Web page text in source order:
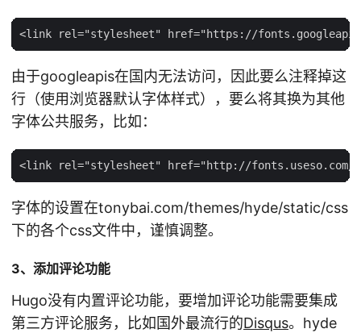
由于googleapis在国内无法访问，因此要么注释掉这
行（使用浏览器默认字体样式），要么将其换为其他
字体公共服务，比如：
字体的设置在tonybai.com/themes/hyde/static/css
下的各个css文件中，谨慎调整。
3、添加评论功能
Hugo没有内置评论功能，要增加评论功能需要集成
第三方评论服务，比如国外最流行的Disqus。hyde